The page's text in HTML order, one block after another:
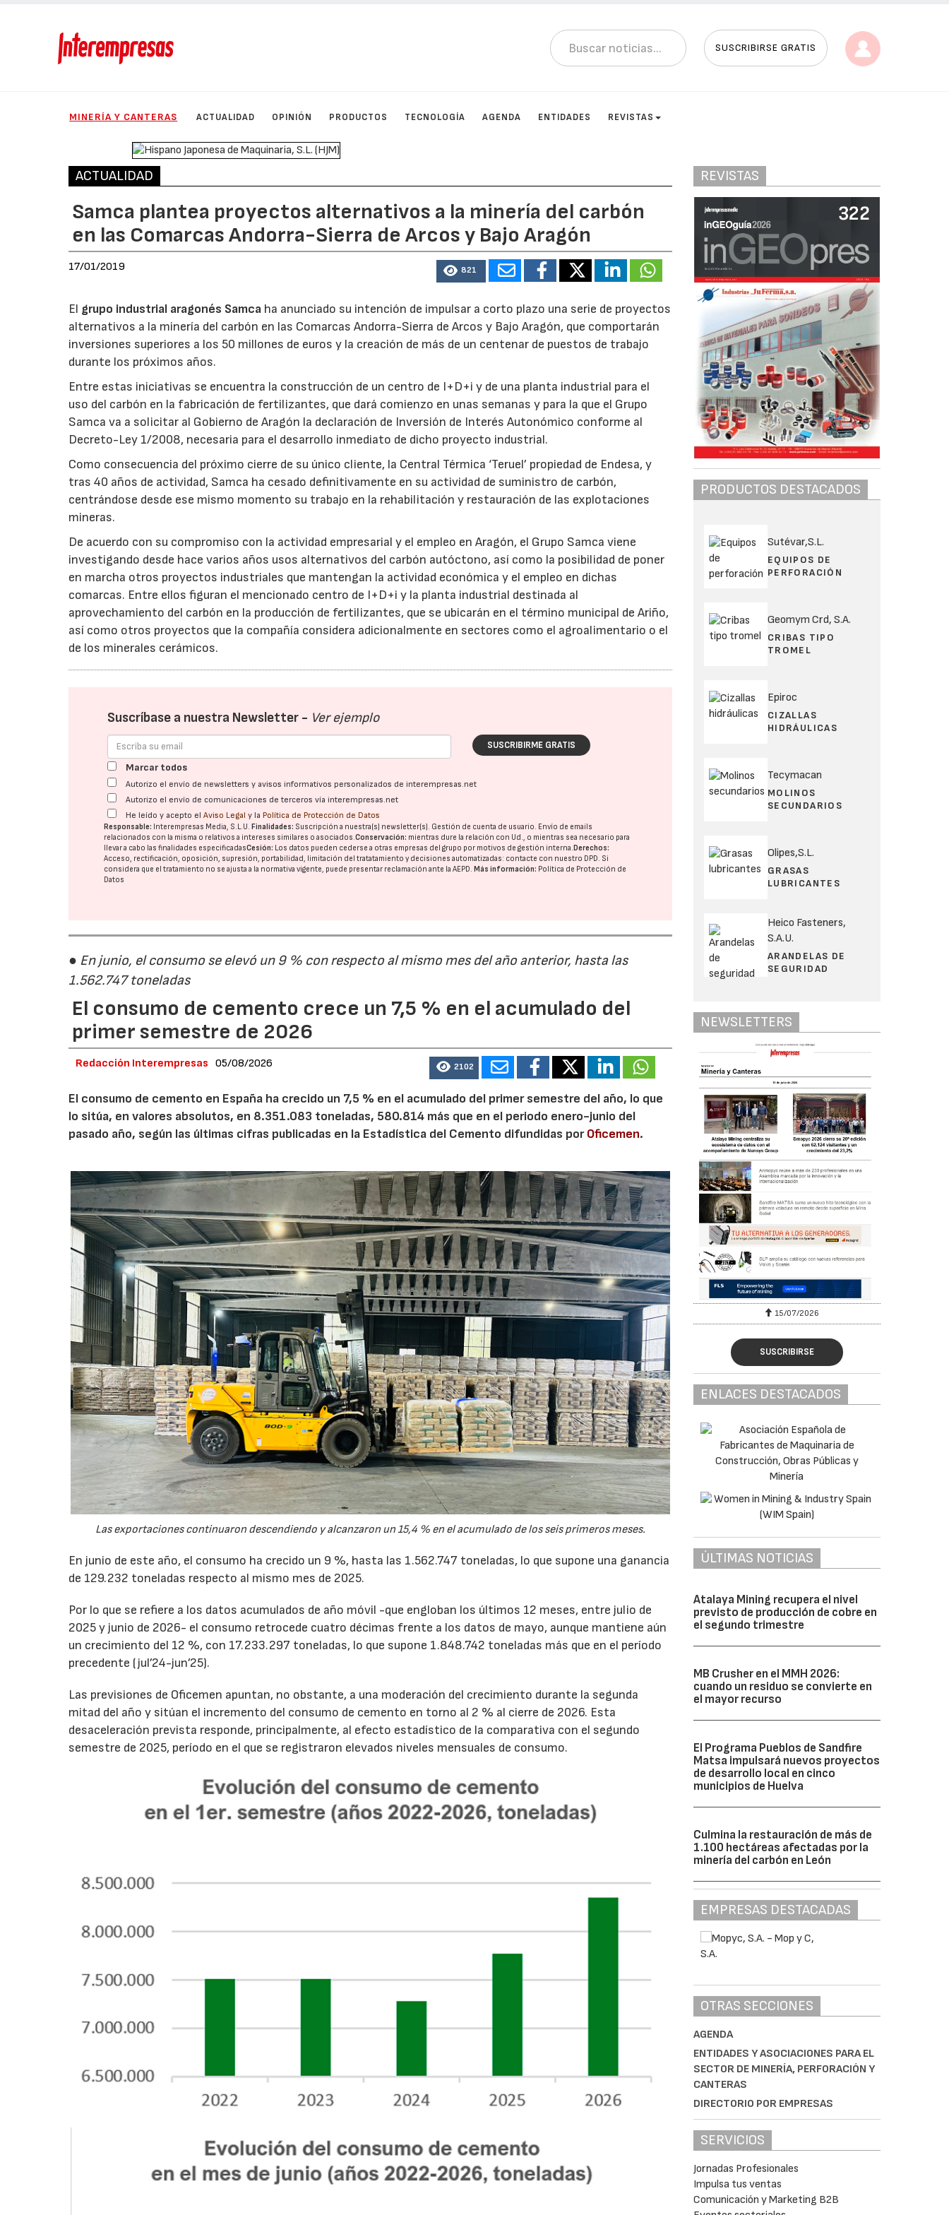
SUSCRIBIRSE GRATIS
MINERÍA Y CANTERAS ACTUALIDAD OPINIÓN PRODUCTOS TECNOLOGÍA AGENDA ENTIDADES REVISTAS
ACTUALIDAD
Samca plantea proyectos alternativos a la minería del carbón
en las Comarcas Andorra-Sierra de Arcos y Bajo Aragón
17/01/2019 821
El grupo industrial aragonés Samca ha anunciado su intención de impulsar a corto plazo una serie de proyectos
alternativos a la minería del carbón en las Comarcas Andorra-Sierra de Arcos y Bajo Aragón, que comportarán
inversiones superiores a los 50 millones de euros y la creación de más de un centenar de puestos de trabajo
durante los próximos años.
Entre estas iniciativas se encuentra la construcción de un centro de I+D+i y de una planta industrial para el
uso del carbón en la fabricación de fertilizantes, que dará comienzo en unas semanas y para la que el Grupo
Samca va a solicitar al Gobierno de Aragón la declaración de Inversión de Interés Autonómico conforme al
Decreto-Ley 1/2008, necesaria para el desarrollo inmediato de dicho proyecto industrial.
Como consecuencia del próximo cierre de su único cliente, la Central Térmica ‘Teruel’ propiedad de Endesa, y
tras 40 años de actividad, Samca ha cesado definitivamente en su actividad de suministro de carbón,
centrándose desde ese mismo momento su trabajo en la rehabilitación y restauración de las explotaciones
mineras.
De acuerdo con su compromiso con la actividad empresarial y el empleo en Aragón, el Grupo Samca viene
investigando desde hace varios años usos alternativos del carbón autóctono, así como la posibilidad de poner
en marcha otros proyectos industriales que mantengan la actividad económica y el empleo en dichas
comarcas. Entre ellos figuran el mencionado centro de I+D+i y la planta industrial destinada al
aprovechamiento del carbón en la producción de fertilizantes, que se ubicarán en el término municipal de Ariño,
así como otros proyectos que la compañía considera adicionalmente en sectores como el agroalimentario o el
de los minerales cerámicos.
Suscríbase a nuestra Newsletter - Ver ejemplo
SUSCRIBIRME GRATIS
Marcar todos
Autorizo el envío de newsletters y avisos informativos personalizados de interempresas.net
Autorizo el envío de comunicaciones de terceros vía interempresas.net
He leído y acepto elAviso Legal y la Política de Protección de Datos
Responsable: Interempresas Media, S.L.U.Finalidades: Suscripción a nuestra(s) newsletter(s). Gestión de cuenta de usuario. Envío de emails
relacionados con la misma o relativos a intereses similares o asociados.Conservación: mientras dure la relación con Ud., o mientras sea necesario para
llevar a cabo las finalidades especificadasCesión: Los datos pueden cederse a otras empresas del grupo por motivos de gestión interna.Derechos:
Acceso, rectificación, oposición, supresión, portabilidad, limitación del tratatamiento y decisiones automatizadas: contacte con nuestro DPD. Si
considera que el tratamiento no se ajusta a la normativa vigente, puede presentar reclamación ante laAEPD.Más información: Política de Protección de
Datos
● En junio, el consumo se elevó un 9 % con respecto al mismo mes del año anterior, hasta las
1.562.747 toneladas
El consumo de cemento crece un 7,5 % en el acumulado del
primer semestre de 2026
Redacción Interempresas 05/08/2026 2102
El consumo de cemento en España ha crecido un 7,5 % en el acumulado del primer semestre del año, lo que
lo sitúa, en valores absolutos, en 8.351.083 toneladas, 580.814 más que en el periodo enero-junio del
pasado año, según las últimas cifras publicadas en la Estadística del Cemento difundidas porOficemen.
Las exportaciones continuaron descendiendo y alcanzaron un 15,4 % en el acumulado de los seis primeros meses.
En junio de este año, el consumo ha crecido un 9 %, hasta las 1.562.747 toneladas, lo que supone una ganancia
de 129.232 toneladas respecto al mismo mes de 2025.
Por lo que se refiere a los datos acumulados de año móvil -que engloban los últimos 12 meses, entre julio de
2025 y junio de 2026- el consumo retrocede cuatro décimas frente a los datos de mayo, aunque mantiene aún
un crecimiento del 12 %, con 17.233.297 toneladas, lo que supone 1.848.742 toneladas más que en el período
precedente (jul’24-jun’25).
Las previsiones de Oficemen apuntan, no obstante, a una moderación del crecimiento durante la segunda
mitad del año y sitúan el incremento del consumo de cemento en torno al 2 % al cierre de 2026. Esta
desaceleración prevista responde, principalmente, al efecto estadístico de la comparativa con el segundo
semestre de 2025, período en el que se registraron elevados niveles mensuales de consumo.
REVISTAS
PRODUCTOS DESTACADOS
Sutévar,S.L.
EQUIPOS DE
PERFORACIÓN
Geomym Crd, S.A.
CRIBAS TIPO
TROMEL
Epiroc
CIZALLAS
HIDRÁULICAS
Tecymacan
MOLINOS
SECUNDARIOS
Olipes,S.L.
GRASAS
LUBRICANTES
Heico Fasteners,
S.A.U.
ARANDELAS DE
SEGURIDAD
NEWSLETTERS
15/07/2026 29/07/2026 15/07/2026
SUSCRIBIRSE
ENLACES DESTACADOS
ÚLTIMAS NOTICIAS
Atalaya Mining recupera el nivel
previsto de producción de cobre en
el segundo trimestre
MB Crusher en el MMH 2026:
cuando un residuo se convierte en
el mayor recurso
El Programa Pueblos de Sandfire
Matsa impulsará nuevos proyectos
de desarrollo local en cinco
municipios de Huelva
Culmina la restauración de más de
1.100 hectáreas afectadas por la
minería del carbón en León
EMPRESAS DESTACADAS
OTRAS SECCIONES
AGENDA
ENTIDADES Y ASOCIACIONES PARA EL
SECTOR DE MINERÍA, PERFORACIÓN Y
CANTERAS
DIRECTORIO POR EMPRESAS
SERVICIOS
Jornadas Profesionales
Impulsa tus ventas
Comunicación y Marketing B2B